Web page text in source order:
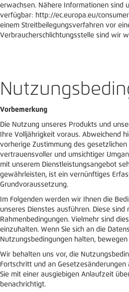
erwachsen. Nähere Informationen sind
verfügbar: http://ec.europa.eu/
einem Streitbeilegungsverfahren vor
Verbraucherschlichtungsstelle sind wir
Vorbemerkung
Die Nutzung unseres Produkts und
Ihre Volljährigkeit voraus. Abweichend
vorherige Zustimmung des
vertrauensvoller und umsichtiger
mit unserem Dienstleistungsangebot
gewährleisten, ist ein vernünftiges
Grundvoraussetzung.
Im Folgenden werden wir Ihnen die
unseres Dienstes ausführen. Diese sind
Rahmenbedingungen. Vielmehr sind
einzuhalten. Wenn Sie sich an die
Nutzungsbedingungen halten,
Wir behalten uns vor, die
Fortschritt und an
Sie mit einer ausgiebigen Anlaufzeit
benachrichtigt.